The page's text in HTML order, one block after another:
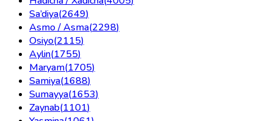
Sa’diya(2649)
Asmo / Asma(2298)
Osiyo(2115)
Aylin(1755)
Maryam(1705)
Samiya(1688)
Sumayya(1653)
Zaynab(1101)